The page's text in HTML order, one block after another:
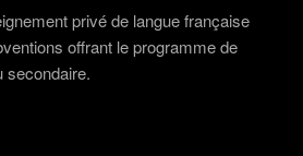
privé de langue française
offrant le programme de
secondaire.